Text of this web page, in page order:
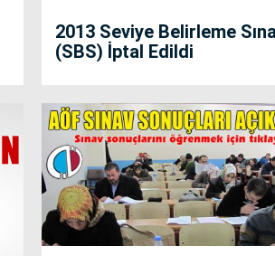
2013 Seviye Belirleme
(SBS) İptal Edildi